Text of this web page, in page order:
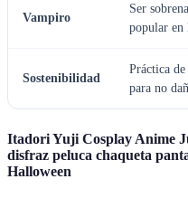
Vampiro
Ser
popular en
Sostenibilidad
Práctica de
para no
Itadori Yuji Cosplay Anime
disfraz peluca chaqueta
Halloween